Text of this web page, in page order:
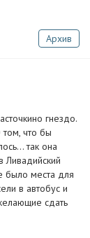
Архив
гнездо.
что бы
так она
Ливадийский
было места для
в автобус и
сдать